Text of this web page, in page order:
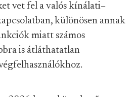
vet fel a valós kínálati–
különösen annak
miatt számos
is átláthatatlan